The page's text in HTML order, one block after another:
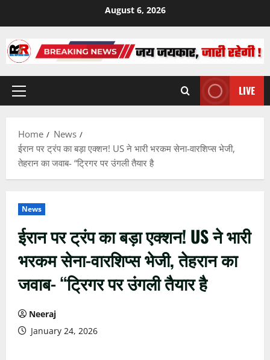
content
August 6, 2026
Primary
LIVE
Home
News
ईरान पर ट्रंप का बड़ा एक्शन! US ने भारी भरकम सेना-वारशिप्स भेजी,
तेहरान का जवाब- “ट्रिगर पर उंगली तैयार है
News
ईरान पर ट्रंप का बड़ा एक्शन! US ने भारी
भरकम सेना-वारशिप्स भेजी, तेहरान का
जवाब- “ट्रिगर पर उंगली तैयार है
Neeraj
January 24, 2026